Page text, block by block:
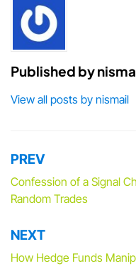
Published by
View all posts by nismail
Post
navigation
PREV
Confession of a Signal
Random Trades
NEXT
How Hedge Funds